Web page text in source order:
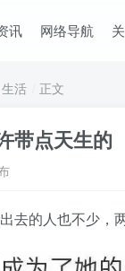
讯 网络导航
生活 正文
带点天生的
去的人也不少